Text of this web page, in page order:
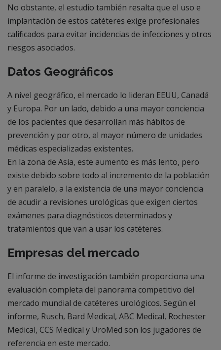
No obstante, el estudio también resalta que el uso e
implantación de estos catéteres exige profesionales
calificados para evitar incidencias de infecciones y otros
riesgos asociados.
Datos Geográficos
A nivel geográfico, el mercado lo lideran EEUU, Canadá
y Europa. Por un lado, debido a una mayor conciencia
de los pacientes que desarrollan más hábitos de
prevención y por otro, al mayor número de unidades
médicas especializadas existentes.
En la zona de Asia, este aumento es más lento, pero
existe debido sobre todo al incremento de la población
y en paralelo, a la existencia de una mayor conciencia
de acudir a revisiones urológicas que exigen ciertos
exámenes para diagnósticos determinados y
tratamientos que van a usar los catéteres.
Empresas del mercado
El informe de investigación también proporciona una
evaluación completa del panorama competitivo del
mercado mundial de catéteres urológicos. Según el
informe, Rusch, Bard Medical, ABC Medical, Rochester
Medical, CCS Medical y UroMed son los jugadores de
referencia en este mercado.